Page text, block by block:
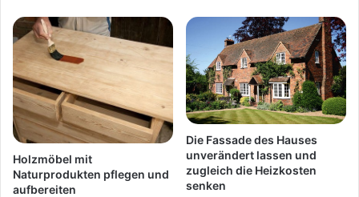
Holzmöbel mit
Naturprodukten pflegen und
aufbereiten
Die Fassade des Hauses
unverändert lassen und
zugleich die Heizkosten
senken